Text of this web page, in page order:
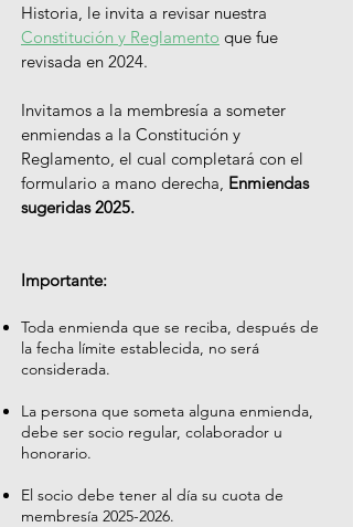
Historia, le invita a revisar nuestra
Constitución y Reglamento que fue
revisada en 2024.
Invitamos a la membresía a someter
enmiendas a la Constitución y
Reglamento, el cual completará con el
formulario a mano derecha, Enmiendas
sugeridas 2025.
Importante:
Toda enmienda que se reciba, después de
la fecha límite establecida, no será
considerada.
La persona que someta alguna enmienda,
debe ser socio regular, colaborador u
honorario.
El socio debe tener al día su cuota de
membresía 2025-2026.